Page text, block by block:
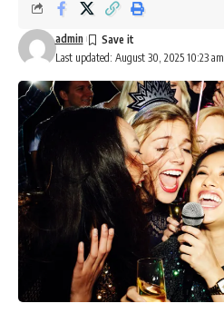
Last updated: August 30, 2025 10:23 am
admin